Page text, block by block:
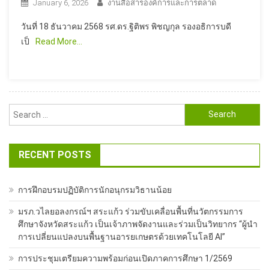
January 6, 2026 งานสื่อสารองค์การและการตลาด
วันที่ 18 ธันวาคม 2568 รศ.ดร.ฐิติพร พิชญกุล รองอธิการบดี
เป็
Read More…
Search
for:
RECENT POSTS
การฝึกอบรมปฏิบัติการนักอนุกรมวิธานน้อย
มรภ.วไลยอลงกรณ์ฯ สระแก้ว ร่วมขับเคลื่อนพื้นที่นวัตกรรมการ
ศึกษาจังหวัดสระแก้ว เป็นเจ้าภาพจัดงานและร่วมเป็นวิทยากร “ผู้นำ
การเปลี่ยนแปลงบนพื้นฐานอารยเกษตรด้วยเทคโนโลยี AI”
การประชุมเตรียมความพร้อมก่อนเปิดภาคการศึกษา 1/2569